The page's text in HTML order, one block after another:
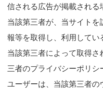
信される広告が掲載される
当該第三者が、当サイト
報等を取得し、利用してい
当該第三者によって取得
三者のプライバシーポリシ
ユーザーは、当該第三者